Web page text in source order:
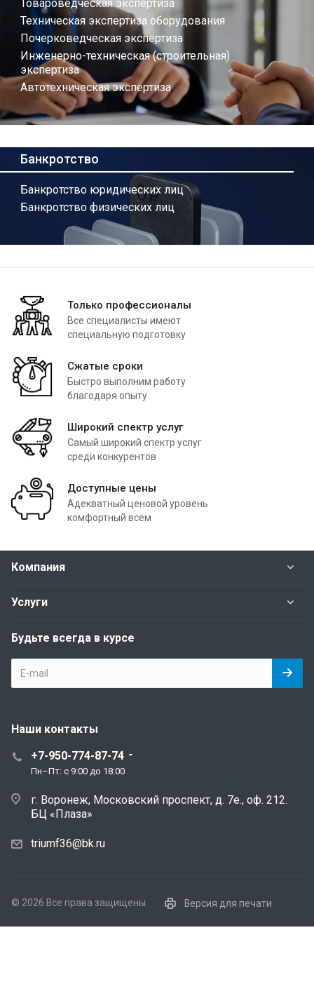
Товароведческая экспертиза
Техническая экспертиза оборудования
Почерковедческая экспертиза
Инженерно-техническая (строительная)
экспертиза
Автотехническая экспертиза
Банкротство
Банкротство юридических лиц
Банкротство физических лиц
Только профессионалы
Все специалисты имеют
специальную подготовку
Сжатые сроки
Быстро выполним работу
благодаря опыту
Широкий спектр услуг
Самый широкий спектр услуг
среди конкурентов
Доступные цены
Адекватный ценовой уровень
комфортный всем
Компания
Услуги
Будьте всегда в курсе
Наши контакты
+7-950-774-87-74
Пн–Пт: с 9:00 до 18:00
г. Воронеж, Московский проспект, д. 7е., оф. 212.
БЦ «Плаза»
triumf36@bk.ru
© 2026 Все права защищены. Версия для печати